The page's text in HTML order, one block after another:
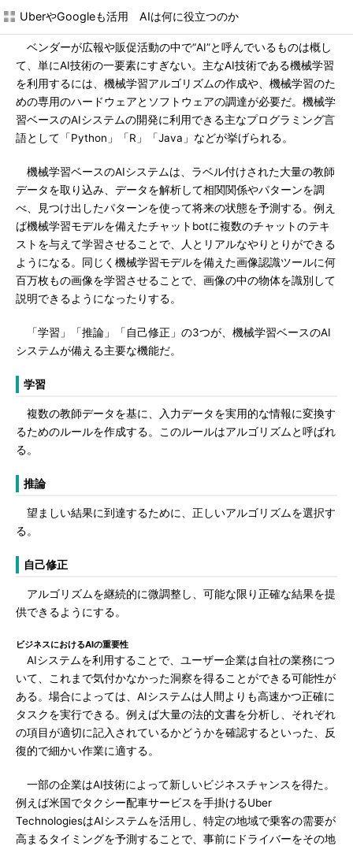
UberやGoogleも活用 AIは何に役立つのか
ベンダーが広報や販促活動の中で“AI”と呼んでいるものは概し
て、単にAI技術の一要素にすぎない。主なAI技術である機械学習
を利用するには、機械学習アルゴリズムの作成や、機械学習のた
めの専用のハードウェアとソフトウェアの調達が必要だ。機械学
習ベースのAIシステムの開発に利用できる主なプログラミング言
語として「Python」「R」「Java」などが挙げられる。
機械学習ベースのAIシステムは、ラベル付けされた大量の教師
データを取り込み、データを解析して相関関係やパターンを調
べ、見つけ出したパターンを使って将来の状態を予測する。例え
ば機械学習モデルを備えたチャットbotに複数のチャットのテキ
ストを与えて学習させることで、人とリアルなやりとりができる
ようになる。同じく機械学習モデルを備えた画像認識ツールに何
百万枚もの画像を学習させることで、画像の中の物体を識別して
説明できるようになったりする。
「学習」「推論」「自己修正」の3つが、機械学習ベースのAI
システムが備える主要な機能だ。
学習
複数の教師データを基に、入力データを実用的な情報に変換す
るためのルールを作成する。このルールはアルゴリズムと呼ばれ
る。
推論
望ましい結果に到達するために、正しいアルゴリズムを選択す
る。
自己修正
アルゴリズムを継続的に微調整し、可能な限り正確な結果を提
供できるようにする。
ビジネスにおけるAIの重要性
AIシステムを利用することで、ユーザー企業は自社の業務につ
いて、これまで気付かなかった洞察を得ることができる可能性が
ある。場合によっては、AIシステムは人間よりも高速かつ正確に
タスクを実行できる。例えば大量の法的文書を分析し、それぞれ
の項目が適切に記入されているかどうかを確認するといった、反
復的で細かい作業に適する。
一部の企業はAI技術によって新しいビジネスチャンスを得た。
例えば米国でタクシー配車サービスを手掛けるUber
TechnologiesはAIシステムを活用し、特定の地域で乗客の需要が
高まるタイミングを予測することで、事前にドライバーをその地